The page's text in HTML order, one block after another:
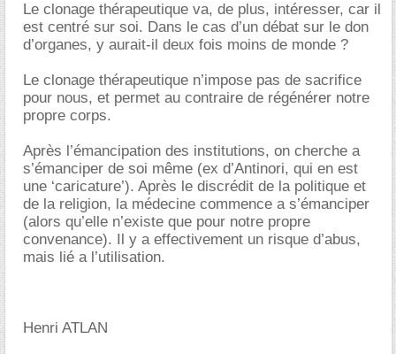
Le clonage thérapeutique va, de plus, intéresser, car il
est centré sur soi. Dans le cas d’un débat sur le don
d’organes, y aurait-il deux fois moins de monde ?
Le clonage thérapeutique n’impose pas de sacrifice
pour nous, et permet au contraire de régénérer notre
propre corps.
Après l’émancipation des institutions, on cherche a
s’émanciper de soi même (ex d’Antinori, qui en est
une ‘caricature’). Après le discrédit de la politique et
de la religion, la médecine commence a s’émanciper
(alors qu’elle n’existe que pour notre propre
convenance). Il y a effectivement un risque d’abus,
mais lié a l’utilisation.
Henri ATLAN